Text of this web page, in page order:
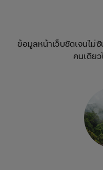
ข้อมูลหน้าเว็บชัดเจนไม่
คนเดีย